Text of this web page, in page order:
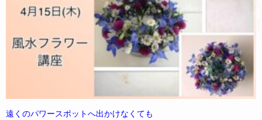
遠くのパワースポットへ出かけなくても